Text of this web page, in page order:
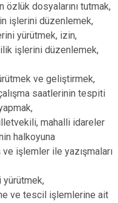
özlük dosyalarını tutmak,
işlerini düzenlemek,
yürütmek, izin,
işlerini düzenlemek,
ve geliştirmek,
saatlerinin tespiti
mahalli idareler
halkoyuna
işlemler ile yazışmaları
ve tescil işlemlerine ait